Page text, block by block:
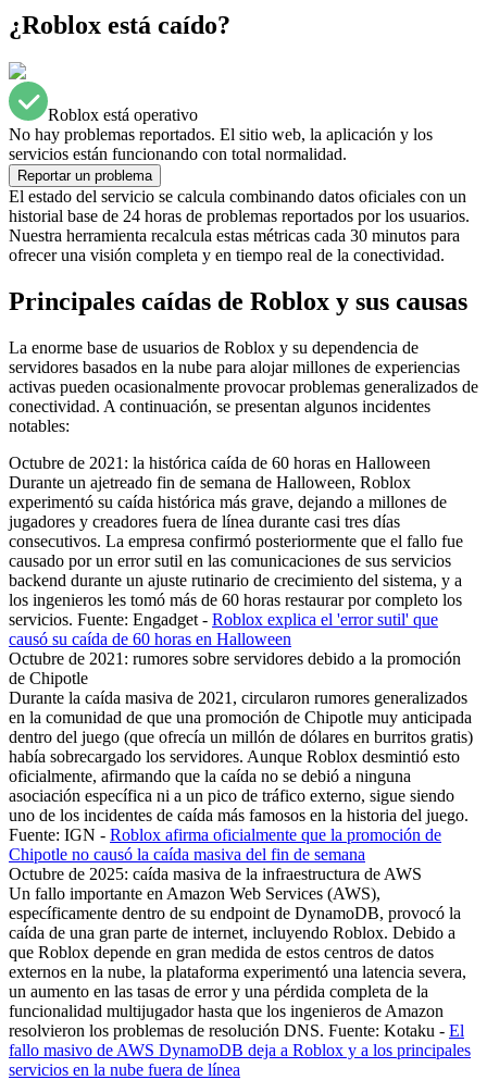
¿Roblox está caído?
Roblox está operativo
No hay problemas reportados. El sitio web, la aplicación y los
servicios están funcionando con total normalidad.
Reportar un problema
El estado del servicio se calcula combinando datos oficiales con un
historial base de 24 horas de problemas reportados por los usuarios.
Nuestra herramienta recalcula estas métricas cada 30 minutos para
ofrecer una visión completa y en tiempo real de la conectividad.
Principales caídas de Roblox y sus causas
La enorme base de usuarios de Roblox y su dependencia de
servidores basados en la nube para alojar millones de experiencias
activas pueden ocasionalmente provocar problemas generalizados de
conectividad. A continuación, se presentan algunos incidentes
notables:
Octubre de 2021: la histórica caída de 60 horas en Halloween
Durante un ajetreado fin de semana de Halloween, Roblox
experimentó su caída histórica más grave, dejando a millones de
jugadores y creadores fuera de línea durante casi tres días
consecutivos. La empresa confirmó posteriormente que el fallo fue
causado por un error sutil en las comunicaciones de sus servicios
backend durante un ajuste rutinario de crecimiento del sistema, y a
los ingenieros les tomó más de 60 horas restaurar por completo los
servicios. Fuente: Engadget - Roblox explica el 'error sutil' que
causó su caída de 60 horas en Halloween
Octubre de 2021: rumores sobre servidores debido a la promoción
de Chipotle
Durante la caída masiva de 2021, circularon rumores generalizados
en la comunidad de que una promoción de Chipotle muy anticipada
dentro del juego (que ofrecía un millón de dólares en burritos gratis)
había sobrecargado los servidores. Aunque Roblox desmintió esto
oficialmente, afirmando que la caída no se debió a ninguna
asociación específica ni a un pico de tráfico externo, sigue siendo
uno de los incidentes de caída más famosos en la historia del juego.
Fuente: IGN - Roblox afirma oficialmente que la promoción de
Chipotle no causó la caída masiva del fin de semana
Octubre de 2025: caída masiva de la infraestructura de AWS
Un fallo importante en Amazon Web Services (AWS),
específicamente dentro de su endpoint de DynamoDB, provocó la
caída de una gran parte de internet, incluyendo Roblox. Debido a
que Roblox depende en gran medida de estos centros de datos
externos en la nube, la plataforma experimentó una latencia severa,
un aumento en las tasas de error y una pérdida completa de la
funcionalidad multijugador hasta que los ingenieros de Amazon
resolvieron los problemas de resolución DNS. Fuente: Kotaku - El
fallo masivo de AWS DynamoDB deja a Roblox y a los principales
servicios en la nube fuera de línea